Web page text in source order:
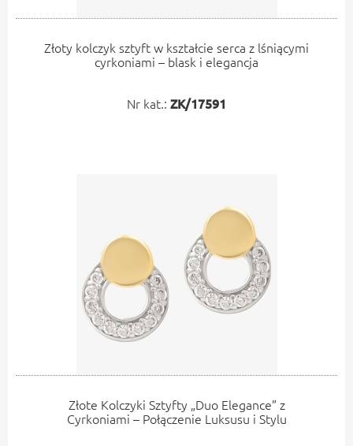
Złoty kolczyk sztyft w kształcie serca z lśniącymi
cyrkoniami – blask i elegancja
Nr kat.: ZK/17591
Złote Kolczyki Sztyfty „Duo Elegance” z
Cyrkoniami – Połączenie Luksusu i Stylu